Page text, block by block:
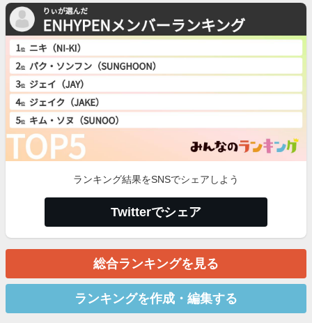
ランキング結果をSNSでシェアしよう
Twitterでシェア
総合ランキングを見る
ランキングを作成・編集する